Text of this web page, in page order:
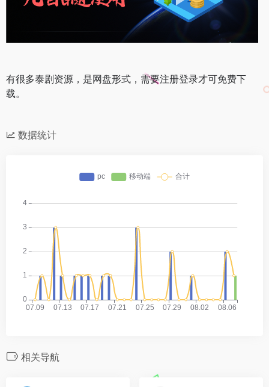
有很多泰剧资源，是网盘形式，需要注册登录才可免费下
载。
数据统计
相关导航